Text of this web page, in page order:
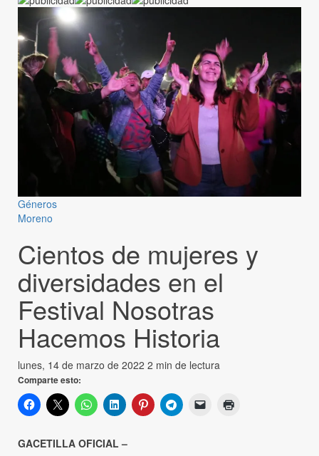
Géneros
Moreno
Cientos de mujeres y
diversidades en el
Festival Nosotras
Hacemos Historia
lunes, 14 de marzo de 2022 2 min de lectura
Comparte esto:
GACETILLA OFICIAL –